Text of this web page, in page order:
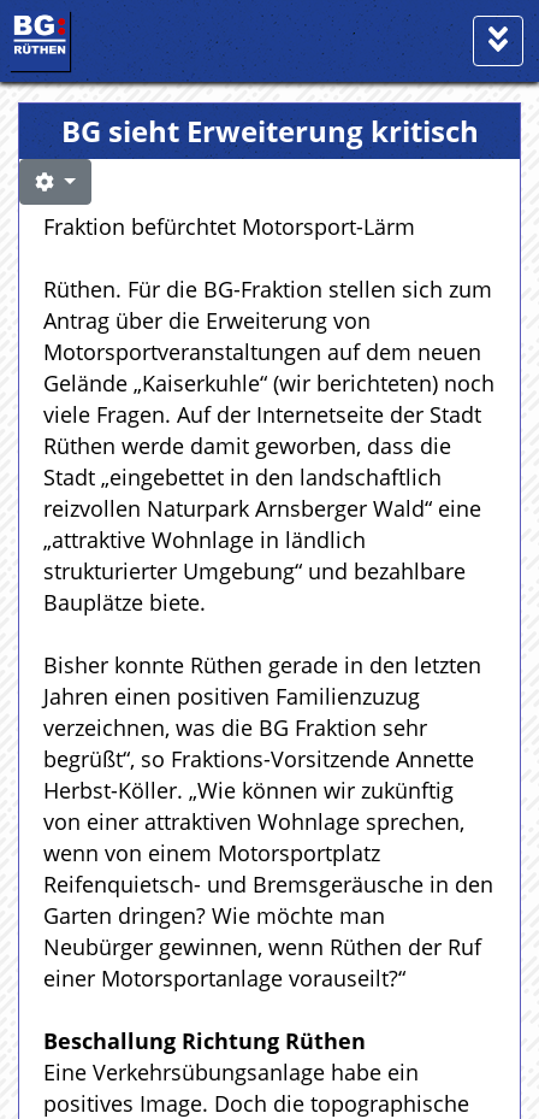
BG sieht Erweiterung kritisch
Fraktion befürchtet Motorsport-Lärm
Rüthen. Für die BG-Fraktion stellen sich zum
Antrag über die Erweiterung von
Motorsportveranstaltungen auf dem neuen
Gelände „Kaiserkuhle“ (wir berichteten) noch
viele Fragen. Auf der Internetseite der Stadt
Rüthen werde damit geworben, dass die
Stadt „eingebettet in den landschaftlich
reizvollen Naturpark Arnsberger Wald“ eine
„attraktive Wohnlage in ländlich
strukturierter Umgebung“ und bezahlbare
Bauplätze biete.
Bisher konnte Rüthen gerade in den letzten
Jahren einen positiven Familienzuzug
verzeichnen, was die BG Fraktion sehr
begrüßt“, so Fraktions-Vorsitzende Annette
Herbst-Köller. „Wie können wir zukünftig
von einer attraktiven Wohnlage sprechen,
wenn von einem Motorsportplatz
Reifenquietsch- und Bremsgeräusche in den
Garten dringen? Wie möchte man
Neubürger gewinnen, wenn Rüthen der Ruf
einer Motorsportanlage vorauseilt?“
Beschallung Richtung Rüthen
Eine Verkehrsübungsanlage habe ein
positives Image. Doch die topographische